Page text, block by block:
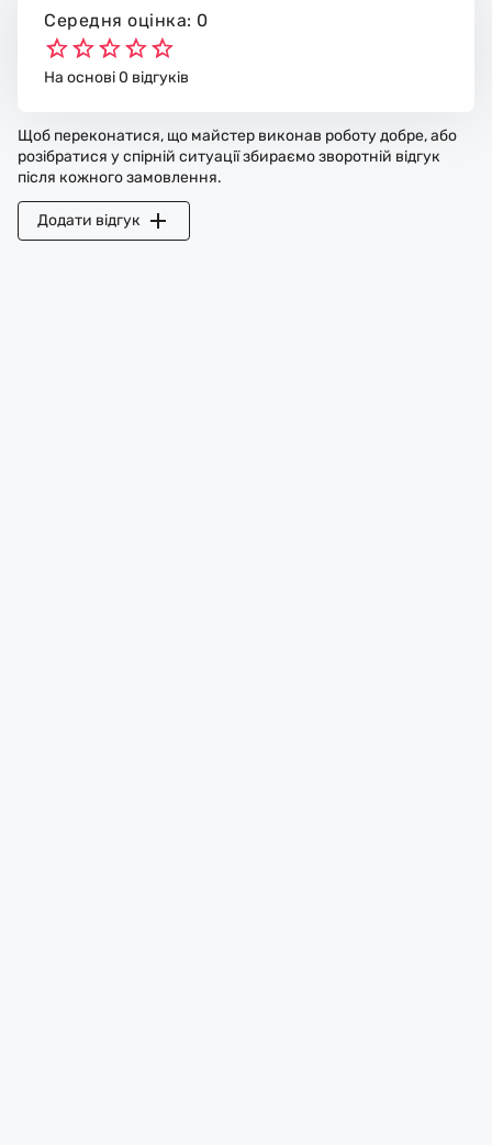
Середня оцінка: 0
На основі 0 відгуків
Щоб переконатися, що майстер виконав роботу добре, або
розібратися у спірній ситуації збираємо зворотній відгук
після кожного замовлення.
Додати відгук